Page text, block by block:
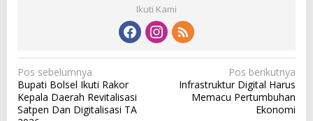
Ikuti Kami
N
a
v
Pos sebelumnya
Bupati Bolsel Ikuti Rakor
Kepala Daerah Revitalisasi
Satpen Dan Digitalisasi TA
Pos berikutnya
Infrastruktur Digital Harus
Memacu Pertumbuhan
Ekonomi